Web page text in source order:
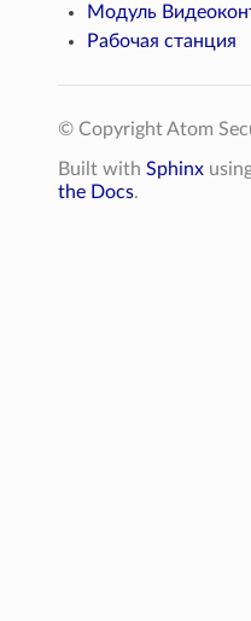
Модуль
Рабочая станция
© Copyright Atom
Built withSphinx
the Docs.